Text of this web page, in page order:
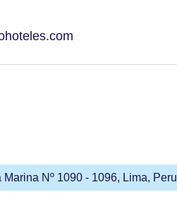
Nº 1090 - 1096, Lima, Peru